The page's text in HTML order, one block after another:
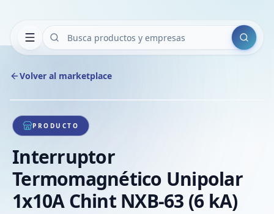
Buscar
Volver al marketplace
1/1
PRODUCTO
Interruptor
Termomagnético Unipolar
1x10A Chint NXB-63 (6 kA)